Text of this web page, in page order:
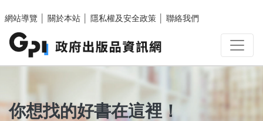
網站導覽
關於本站 隱私權及安全政策 聯絡我們
你想找的好書在這裡！